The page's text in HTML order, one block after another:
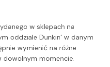
w sklepach na
oddziale Dunkin’ w danym
wymienić na różne
dowolnym momencie.